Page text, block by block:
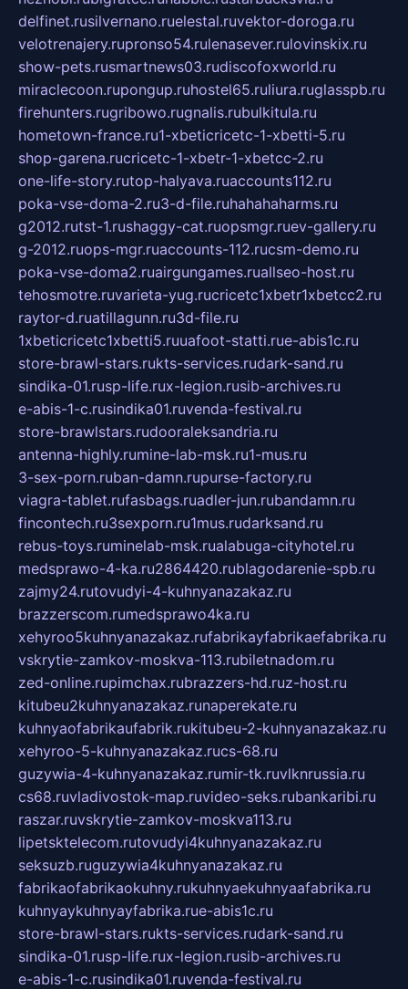
delfinet.rusilvernano.ruelestal.ruvektor-doroga.ru
velotrenajery.rupronso54.rulenasever.rulovinskix.ru
show-pets.rusmartnews03.rudiscofoxworld.ru
miraclecoon.rupongup.ruhostel65.ruliura.ruglasspb.ru
firehunters.rugribowo.rugnalis.rubulkitula.ru
hometown-france.ru1-xbeticricetc-1-xbetti-5.ru
shop-garena.rucricetc-1-xbetr-1-xbetcc-2.ru
one-life-story.rutop-halyava.ruaccounts112.ru
poka-vse-doma-2.ru3-d-file.ruhahahaharms.ru
g2012.rutst-1.rushaggy-cat.ruopsmgr.ruev-gallery.ru
g-2012.ruops-mgr.ruaccounts-112.rucsm-demo.ru
poka-vse-doma2.ruairgungames.ruallseo-host.ru
tehosmotre.ruvarieta-yug.rucricetc1xbetr1xbetcc2.ru
raytor-d.ruatillagunn.ru3d-file.ru
1xbeticricetc1xbetti5.ruuafoot-statti.rue-abis1c.ru
store-brawl-stars.rukts-services.rudark-sand.ru
sindika-01.rusp-life.rux-legion.rusib-archives.ru
e-abis-1-c.rusindika01.ruvenda-festival.ru
store-brawlstars.rudooraleksandria.ru
antenna-highly.rumine-lab-msk.ru1-mus.ru
3-sex-porn.ruban-damn.rupurse-factory.ru
viagra-tablet.rufasbags.ruadler-jun.rubandamn.ru
fincontech.ru3sexporn.ru1mus.rudarksand.ru
rebus-toys.ruminelab-msk.rualabuga-cityhotel.ru
medsprawo-4-ka.ru2864420.rublagodarenie-spb.ru
zajmy24.rutovudyi-4-kuhnyanazakaz.ru
brazzerscom.rumedsprawo4ka.ru
xehyroo5kuhnyanazakaz.rufabrikayfabrikaefabrika.ru
vskrytie-zamkov-moskva-113.rubiletnadom.ru
zed-online.rupimchax.rubrazzers-hd.ruz-host.ru
kitubeu2kuhnyanazakaz.runaperekate.ru
kuhnyaofabrikaufabrik.rukitubeu-2-kuhnyanazakaz.ru
xehyroo-5-kuhnyanazakaz.rucs-68.ru
guzywia-4-kuhnyanazakaz.rumir-tk.ruvlknrussia.ru
cs68.ruvladivostok-map.ruvideo-seks.rubankaribi.ru
raszar.ruvskrytie-zamkov-moskva113.ru
lipetsktelecom.rutovudyi4kuhnyanazakaz.ru
seksuzb.ruguzywia4kuhnyanazakaz.ru
fabrikaofabrikaokuhny.rukuhnyaekuhnyaafabrika.ru
kuhnyaykuhnyayfabrika.rue-abis1c.ru
store-brawl-stars.rukts-services.rudark-sand.ru
sindika-01.rusp-life.rux-legion.rusib-archives.ru
e-abis-1-c.rusindika01.ruvenda-festival.ru